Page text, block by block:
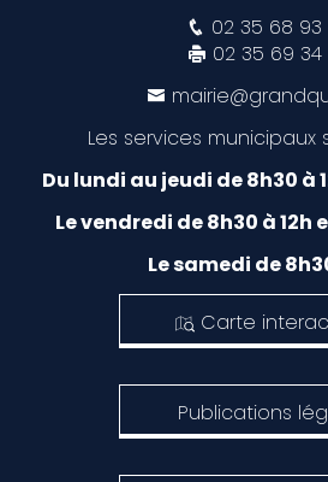
02 35 68 93
02 35 69 34
Les services municipaux
Du lundi au jeudi de 8h30 à
Le vendredi de 8h30 à 12h
Le samedi de
Carte
Publications